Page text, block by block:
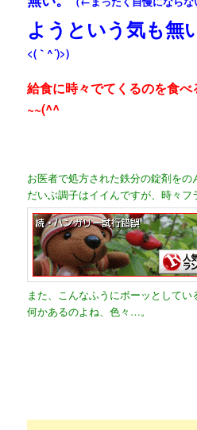
ようという気も
<(｀^´)>)
給食に時々でてくるのを食
~~(^^ゞ
お医者で処方された鉄分の錠剤をの
だいぶ調子はイイんですが、時々フ
また、こんなふうにボーッとしてい
何かあるのよね、色々…。